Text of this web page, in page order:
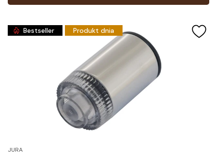
Bestseller Produkt dnia
JURA